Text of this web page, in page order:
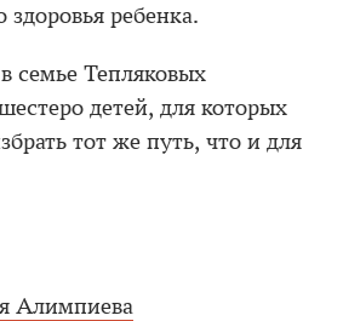
здоровья ребенка.
семье Тепляковых
детей, для которых
тот же путь, что и для
Алимпиева